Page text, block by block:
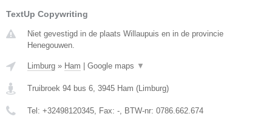
TextUp Copywriting
Niet gevestigd in de plaats Willaupuis en in de provincie
Henegouwen.
Limburg » Ham Google maps ▼
Truibroek 94 bus 6, 3945 Ham (Limburg)
Tel: +32498120345, Fax: -, BTW-nr: 0786.662.674